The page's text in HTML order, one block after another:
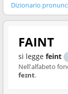
Dizionario
FAINT
si legge feint
Nell'alfabeto
feɪnt.